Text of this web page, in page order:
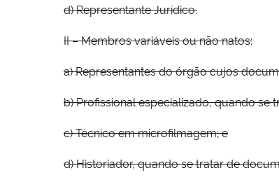
d) Representante Jurídico.
II – Membros variáveis ou não natos:
a) Representantes do órgão cujos
b) Profissional especializado, quando se
c) Técnico em microfilmagem; e
d) Historiador, quando se tratar de